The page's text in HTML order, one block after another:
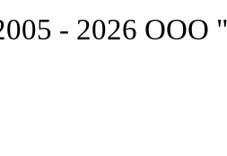
- 2026 ООО